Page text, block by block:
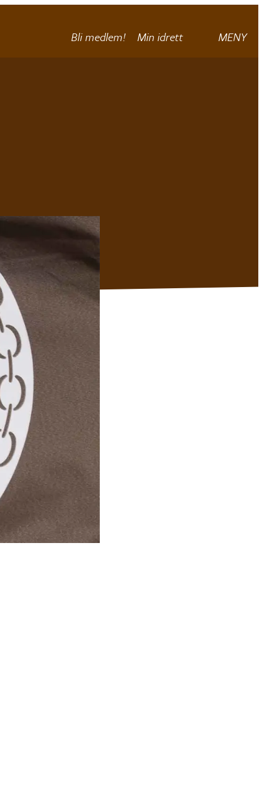
Bli medlem! Min idrett MENY